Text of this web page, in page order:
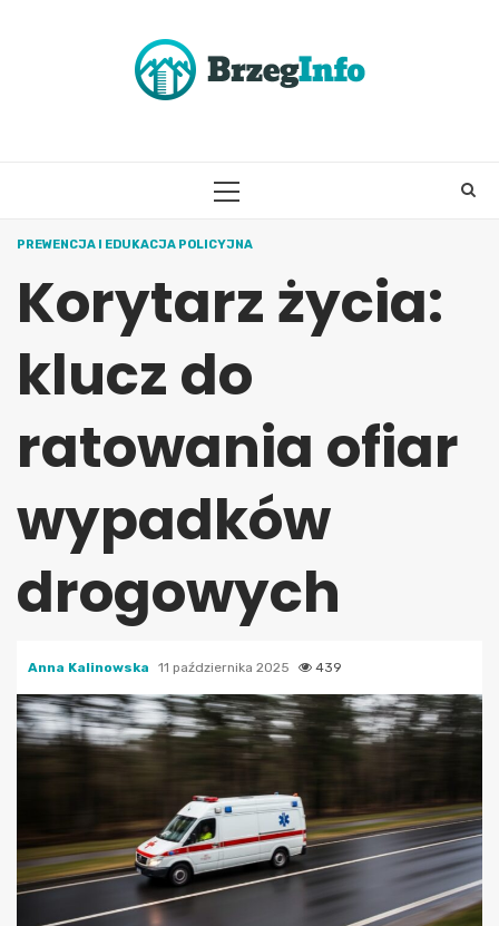
PRIMARY
PREWENCJA I EDUKACJA POLICYJNA
Korytarz życia:
klucz do
ratowania ofiar
wypadków
drogowych
Anna Kalinowska 11 października 2025 439